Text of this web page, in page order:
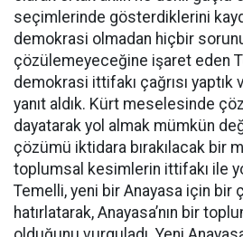
seçimlerinde gösterdiklerini
demokrasi olmadan hiçbir
çözülemeyeceğine işaret eden
demokrasi ittifakı çağrısı yaptık
yanıt aldık. Kürt meselesinde
dayatarak yol almak mümkün
çözümü iktidara bırakılacak bir
toplumsal kesimlerin ittifakı ile
Temelli, yeni bir Anayasa için bir
hatırlatarak, Anayasa’nın bir